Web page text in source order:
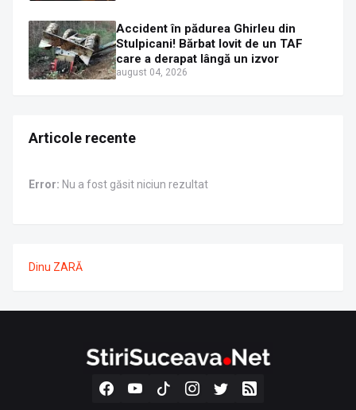
Accident în pădurea Ghirleu din
Stulpicani! Bărbat lovit de un TAF
care a derapat lângă un izvor
august 04, 2026
Articole recente
Error: Nu a fost găsit niciun rezultat
Dinu ZARĂ